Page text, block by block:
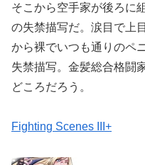
そこから空手家が後ろに
の失禁描写だ。涙目で上
から裸でいつも通りのペ
失禁描写。金髪総合格闘
どころだろう。
Fighting Scenes III+